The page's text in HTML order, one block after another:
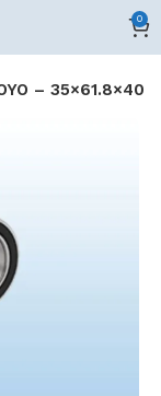
0
– 35×61.8×40